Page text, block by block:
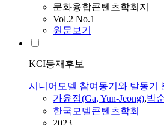
문화융합콘텐츠학회지
Vol.2 No.1
원문보기
KCI등재후보
시니어모델 참여동기와 탈동기
가윤정(Ga, Yun-Jeong),박
한국모델콘텐츠학회